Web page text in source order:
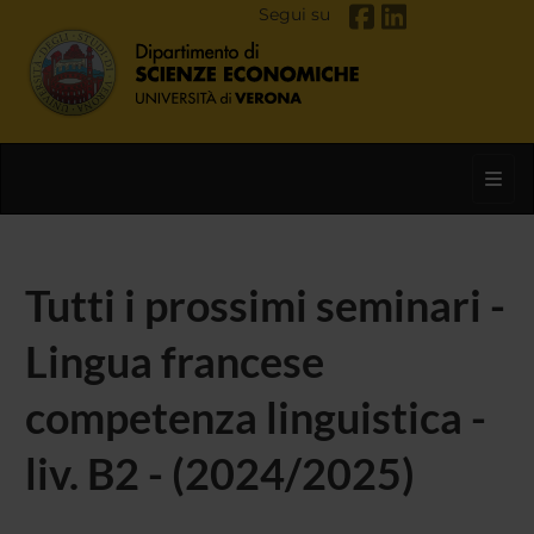
Segui su
Tutti i prossimi seminari -
Lingua francese
competenza linguistica -
liv. B2 - (2024/2025)